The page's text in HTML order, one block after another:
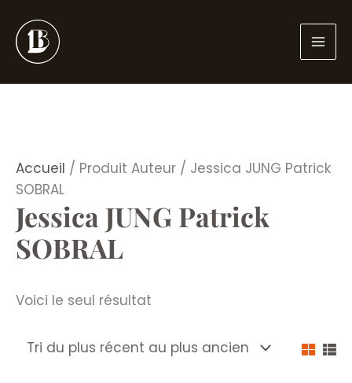
au
contenu
Accueil / Produit Auteur / Jessica JUNG Patrick
SOBRAL
Jessica JUNG Patrick
SOBRAL
Voici le seul résultat